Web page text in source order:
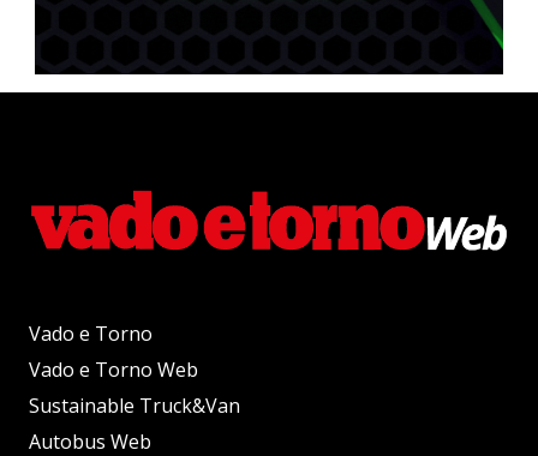
Vado e Torno
Vado e Torno Web
Sustainable Truck&Van
Autobus Web